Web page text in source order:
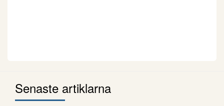
Senaste artiklarna